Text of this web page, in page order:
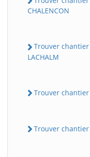
CHALENCON
Trouver chantier
LACHALM
Trouver chantier
Trouver chantier